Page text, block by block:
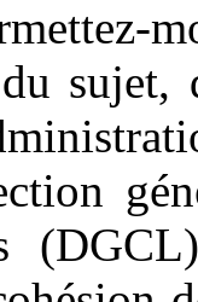
sujet,